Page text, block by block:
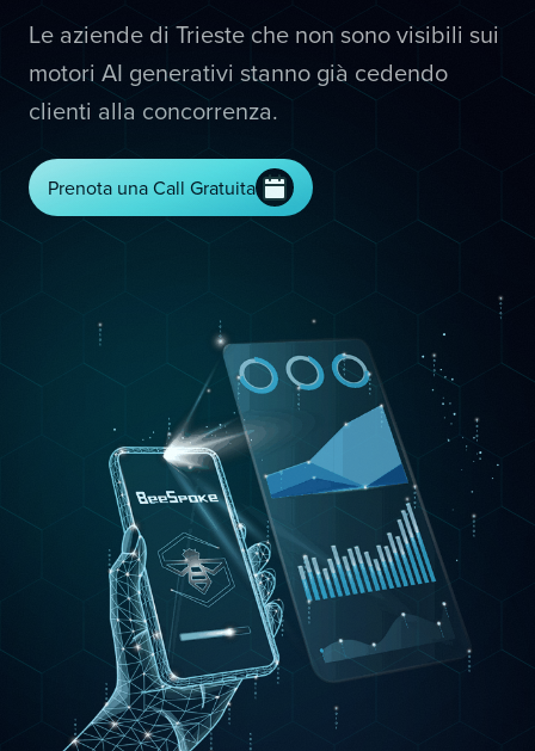
Le aziende di Trieste che non sono visibili sui
motori AI generativi stanno già cedendo
clienti alla concorrenza.
Prenota una Call Gratuita